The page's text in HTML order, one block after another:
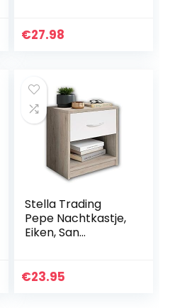
€27.98
Stella Trading
Pepe Nachtkastje,
Eiken, San
€23.95